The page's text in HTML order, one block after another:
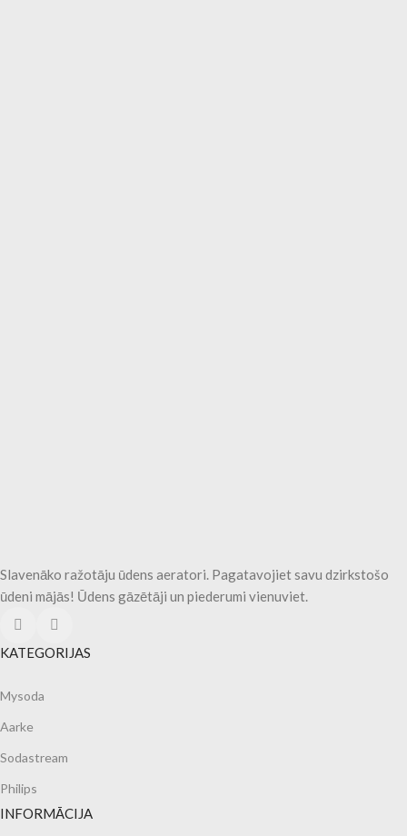
Slavenāko ražotāju ūdens aeratori. Pagatavojiet savu dzirkstošo
ūdeni mājās! Ūdens gāzētāji un piederumi vienuviet.
KATEGORIJAS
Mysoda
Aarke
Sodastream
Philips
INFORMĀCIJA